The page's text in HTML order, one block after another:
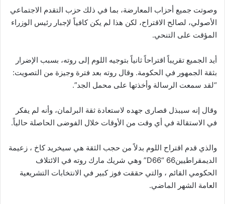
وصوتت جميع أحزاب المعارضة، بما في ذلك حزب التقدم الاجتماعي
الأصولي، لصالح الاقتراح، لكن هذا لم يكن كافياً لإجبار رئيس الوزراء
المؤقت على التنحي.
أيد الجميع تقريباً اقتراحاً ثانياً بتوجيه اللوم إلى روته، بسبب الإضرار
بثقة الجمهور في الحكومة. وقال روته بعد فترة وجيزة من التصويت:
“لقد سمعت الرسالة وأخذتها على محمل الجد”.
وقال إنه سيبذل قصارى جهده لاستعادة ثقة البرلمان، وأنه لم يفكر
في الاستقالة في أي وقت من الأوقات خلال الفوضى الحاصلة حالياً.
والذي قدم اقتراح اللوم بدلاً من حجب الثقة هي سيخريد كاخ ، زعيمة
الديمقراطيين66 “D66” وهي شريك مارك روته في الائتلاف
الحكومي القائم ، والتي حققت فوز كبير في الانتخابات التشريعية
العامة الشهر الماضي.